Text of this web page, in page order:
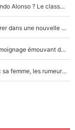
Max Verstappen, Lewis Hamilton… et bientôt Fernando Alonso ? Le classement des pilotes les mieux payés en Formule 1 risque de changer !
F1 - Alpine signe un accord «impensable» et va entrer dans une nouvelle dimension : Grande nouvelle pour Pierre Gasly !
F1 : « Je lui ai fait un câlin, puis j’ai dû partir...», le témoignage émouvant de Max Verstappen sur sa fille
F1 : Charles Leclerc surpris par les paparazzis avec sa femme, les rumeurs étaient vraies !